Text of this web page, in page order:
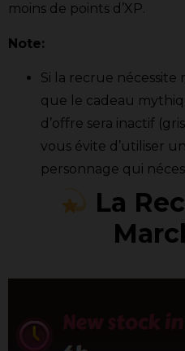
moins de points d’XP.
Note:
Si la recrue nécessite
que le cadeau
d’offre sera inactif
vous évite d’utiliser
personnage qui
La